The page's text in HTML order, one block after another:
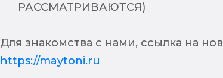
РАССМАТРИВАЮТСЯ)
Для знакомства с нами, ссылка на
https://maytoni.ru